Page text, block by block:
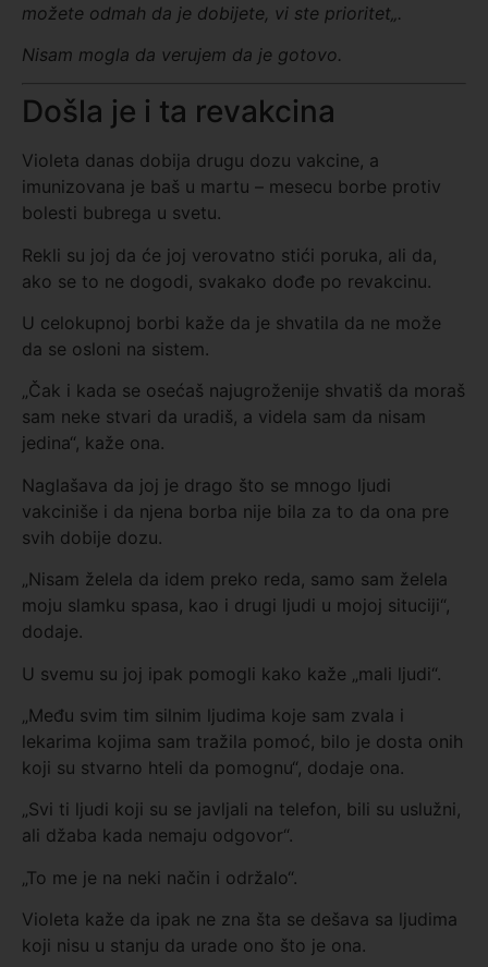
možete odmah da je dobijete, vi ste prioritet .
Nisam mogla da verujem da je gotovo.
Došla je i ta revakcina
Violeta danas dobija drugu dozu vakcine, a
imunizovana je baš u martu – mesecu borbe protiv
bolesti bubrega u svetu.
Rekli su joj da će joj verovatno stići poruka, ali da,
ako se to ne dogodi, svakako dođe po revakcinu.
U celokupnoj borbi kaže da je shvatila da ne može
da se osloni na sistem.
„Čak i kada se osećaš najugroženije shvatiš da moraš
sam neke stvari da uradiš, a videla sam da nisam
jedina“, kaže ona.
Naglašava da joj je drago što se mnogo ljudi
vakciniše i da njena borba nije bila za to da ona pre
svih dobije dozu.
„Nisam želela da idem preko reda, samo sam želela
moju slamku spasa, kao i drugi ljudi u mojoj situciji“,
dodaje.
U svemu su joj ipak pomogli kako kaže „mali ljudi“.
„Među svim tim silnim ljudima koje sam zvala i
lekarima kojima sam tražila pomoć, bilo je dosta onih
koji su stvarno hteli da pomognu“, dodaje ona.
„Svi ti ljudi koji su se javljali na telefon, bili su uslužni,
ali džaba kada nemaju odgovor“.
„To me je na neki način i održalo“.
Violeta kaže da ipak ne zna šta se dešava sa ljudima
koji nisu u stanju da urade ono što je ona.